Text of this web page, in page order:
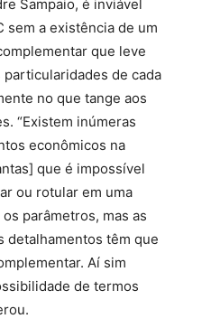
Sampaio, é inviável
sem a existência de um
que leve
de cada
no que tange aos
“Existem inúmeras
econômicos na
que é impossível
ou rotular em uma
parâmetros, mas as
detalhamentos têm que
Aí sim
de termos